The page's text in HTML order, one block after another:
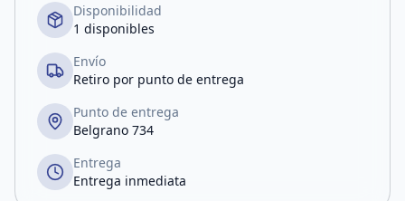
Disponibilidad
1 disponibles
Envío
Retiro por punto de entrega
Punto de entrega
Belgrano 734
Entrega
Entrega inmediata